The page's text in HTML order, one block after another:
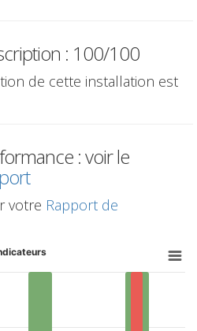
: 100/100
de cette installation est
: voir le
votre Rapport de